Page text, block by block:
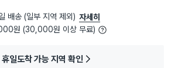
배송 (일부 지역 제외) 자세히
원 (30,000원 이상 무료)
휴일도착 가능 지역 확인